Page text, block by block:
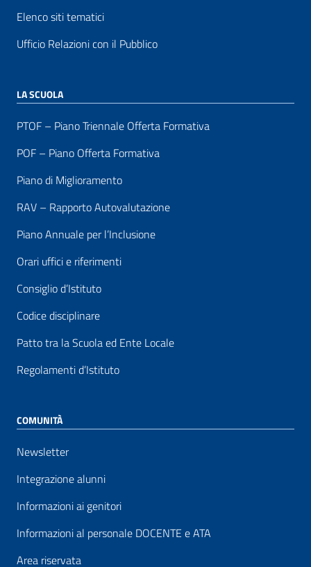
Elenco siti tematici
Ufficio Relazioni con il Pubblico
LA SCUOLA
PTOF – Piano Triennale Offerta Formativa
POF – Piano Offerta Formativa
Piano di Miglioramento
RAV – Rapporto Autovalutazione
Piano Annuale per l’Inclusione
Orari uffici e riferimenti
Consiglio d’Istituto
Codice disciplinare
Patto tra la Scuola ed Ente Locale
Regolamenti d’Istituto
COMUNITÀ
Newsletter
Integrazione alunni
Informazioni ai genitori
Informazioni al personale DOCENTE e ATA
Area riservata